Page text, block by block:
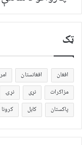
ټک
افغان افغانستان
مزاکرات
نړی نړۍ
پاکستان
کابل کرونا